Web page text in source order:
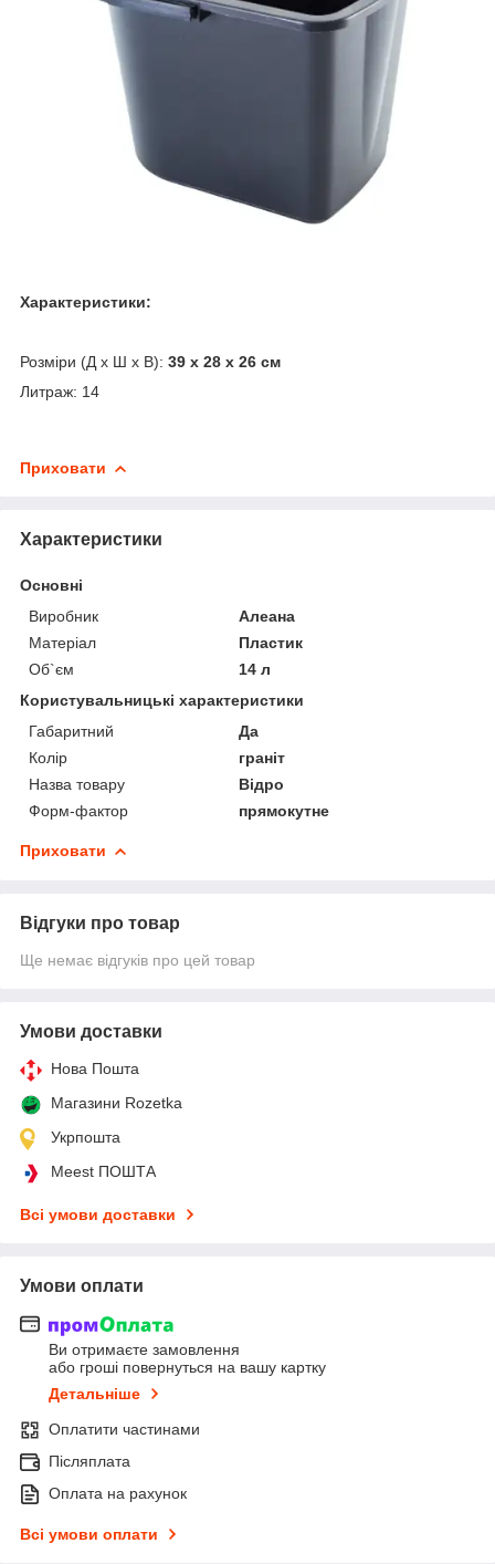
Характеристики:
Розміри (Д x Ш x В): 39 x 28 x 26 см
Литраж: 14
Приховати
Характеристики
Основні
Виробник
Алеана
Матеріал
Пластик
Об`єм
14 л
Користувальницькі характеристики
Габаритний
Да
Колір
граніт
Назва товару
Відро
Форм-фактор
прямокутне
Приховати
Відгуки про товар
Ще немає відгуків про цей товар
Умови доставки
Нова Пошта
Магазини Rozetka
Укрпошта
Meest ПОШТА
Всі умови доставки
Умови оплати
Ви отримаєте замовлення
або гроші повернуться на вашу картку
Детальніше
Оплатити частинами
Післяплата
Оплата на рахунок
Всі умови оплати